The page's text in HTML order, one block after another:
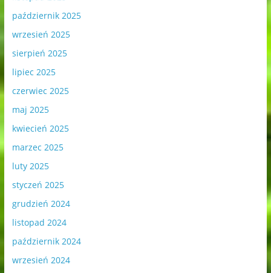
październik 2025
wrzesień 2025
sierpień 2025
lipiec 2025
czerwiec 2025
maj 2025
kwiecień 2025
marzec 2025
luty 2025
styczeń 2025
grudzień 2024
listopad 2024
październik 2024
wrzesień 2024